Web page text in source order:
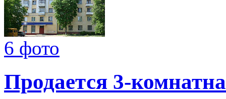
6 фото
Продается 3-